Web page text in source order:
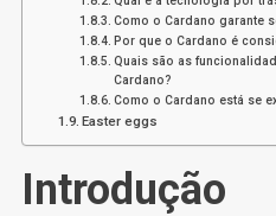
Como o Cardano garante
Por que o Cardano é
Quais são as
Cardano?
Como o Cardano está se
Easter eggs
Introdução